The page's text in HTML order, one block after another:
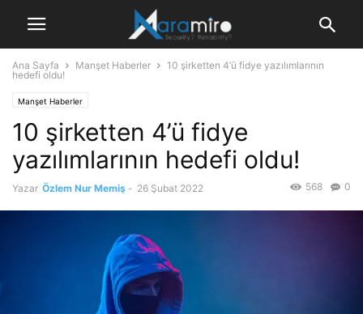
Ana Sayfa Manşet Haberler
10 şirketten 4’ü fidye yazılımlarının
hedefi oldu!
Manşet Haberler
10 şirketten 4’ü fidye
yazılımlarının hedefi oldu!
Yazar Özlem Nur Memiş - 26 Şubat 2022 0
568